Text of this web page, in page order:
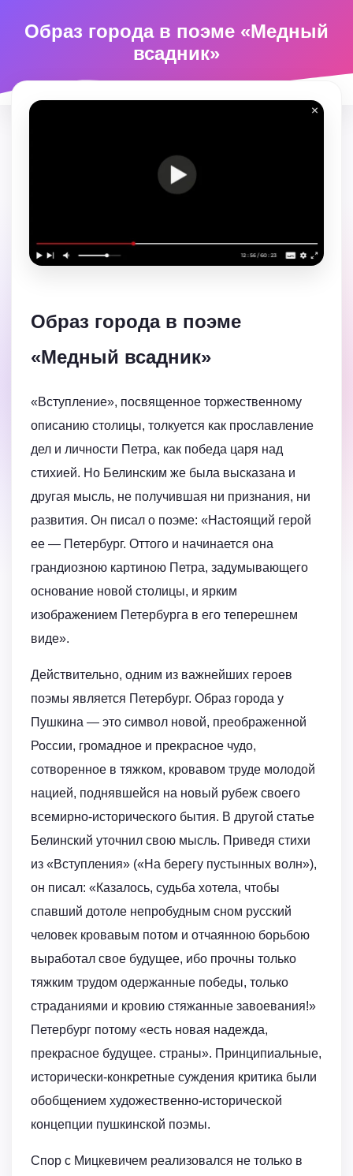
Образ города в поэме «Медный
всадник»
Образ города в поэме
«Медный всадник»
«Вступление», посвященное торжественному
описанию столицы, толкуется как прославление
дел и личности Петра, как победа царя над
стихией. Но Белинским же была высказана и
другая мысль, не получившая ни признания, ни
развития. Он писал о поэме: «Настоящий герой
ее — Петербург. Оттого и начинается она
грандиозною картиною Петра, задумывающего
основание новой столицы, и ярким
изображением Петербурга в его теперешнем
виде».
Действительно, одним из важнейших героев
поэмы является Петербург. Образ города у
Пушкина — это символ новой, преображенной
России, громадное и прекрасное чудо,
сотворенное в тяжком, кровавом труде молодой
нацией, поднявшейся на новый рубеж своего
всемирно-исторического бытия. В другой статье
Белинский уточнил свою мысль. Приведя стихи
из «Вступления» («На берегу пустынных волн»),
он писал: «Казалось, судьба хотела, чтобы
спавший дотоле непробудным сном русский
человек кровавым потом и отчаянною борьбою
выработал свое будущее, ибо прочны только
тяжким трудом одержанные победы, только
страданиями и кровию стяжанные завоевания!»
Петербург потому «есть новая надежда,
прекрасное будущее. страны». Принципиальные,
исторически-конкретные суждения критика были
обобщением художественно-исторической
концепции пушкинской поэмы.
Спор с Мицкевичем реализовался не только в